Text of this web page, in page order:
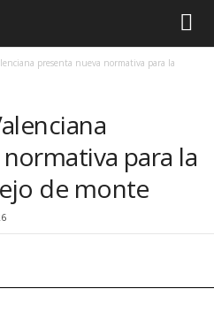
presenta nueva normativa para la
para la
de monte